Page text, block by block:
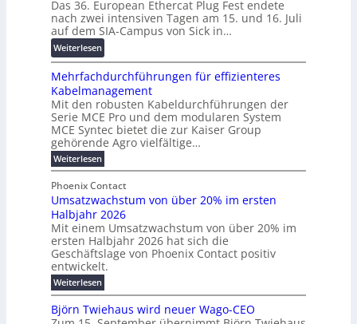
r
e
n
z
n
g
s
f
r
d
e
r
u
g
b
r
a
u
c
h
t
m
e
h
w
i
r
d
z
u
m
E
n
e
r
g
u
b
f
ü
r
m
o
d
t
e
r
e
n
t
w
i
c
k
e
l
e
N
H
-
S
i
c
h
e
r
Das 36. European Ethercat Plug Fest endete
nach zwei intensiven Tagen am 15. und 16. Juli
auf dem SIA-Campus von Sick in…
Weiterlesen:
R
e
k
o
r
d
b
e
e
i
l
i
g
u
n
g
b
e
Mehrfachdurchführungen für effizienteres
Kabelmanagement
Mit den robusten Kabeldurchführungen der
Serie MCE Pro und dem modularen System
MCE Syntec bietet die zur Kaiser Group
gehörende Agro vielfältige…
Weiterlesen:
M
h
r
f
a
c
h
d
u
r
c
f
Phoenix Contact
Umsatzwachstum von über 20% im ersten
Halbjahr 2026
Mit einem Umsatzwachstum von über 20% im
ersten Halbjahr 2026 hat sich die
Geschäftslage von Phoenix Contact positiv
entwickelt.
Weiterlesen:
U
m
s
Björn Twiehaus wird neuer Wago-CEO